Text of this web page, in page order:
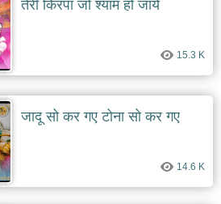
तेरी किरपा जो श्याम हो जाये
15.3 K
जादू सो कर गए टोना सो कर गए
14.6 K